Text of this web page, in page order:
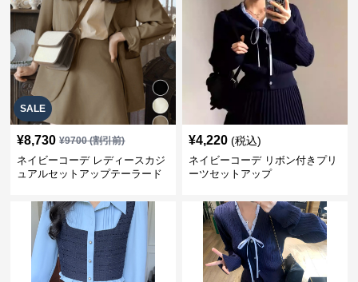
SALE
¥8,730 ¥9700(割引前)
ネイビーコーデ レディースカジ
ュアルセットアップテーラード
¥4,220 (税込)
ネイビーコーデ リボン付きプリ
ーツセットアップ